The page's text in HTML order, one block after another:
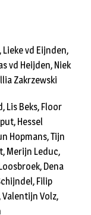
Lieke vd Eijnden,
vd Heijden, Niek
Zakrzewski
Lis Beks, Floor
Hessel
Hopmans, Tijn
Merijn Leduc,
Dena
Filip
Valentijn Volz,